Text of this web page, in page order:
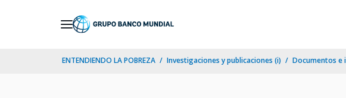
ENTENDIENDO LA POBREZA Investigaciones y publicaciones (i) Documentos e